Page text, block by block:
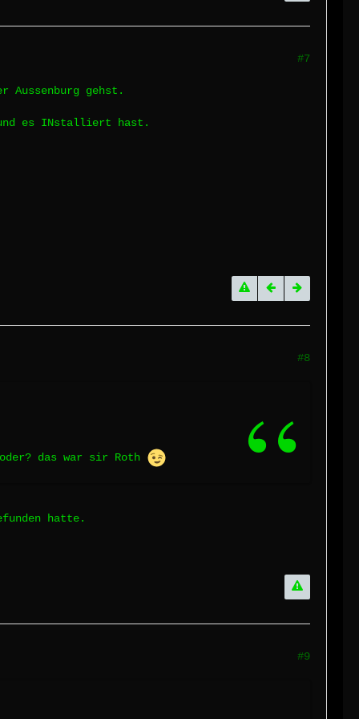
#7
gehst.
es INstalliert hast.
#8
das war sir Roth
hatte.
#9